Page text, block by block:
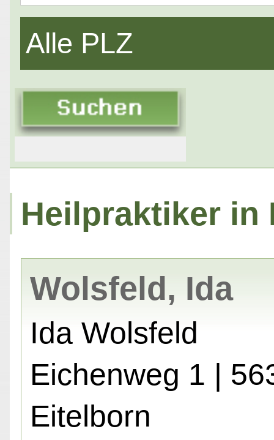
Alle PLZ
Heilpraktiker in
Wolsfeld, Ida
Ida Wolsfeld
Eichenweg 1 |
Eitelborn